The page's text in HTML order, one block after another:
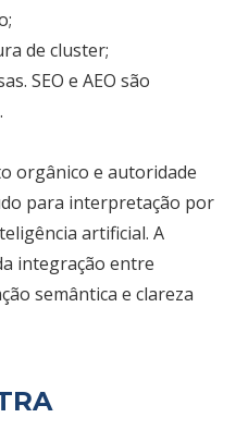
de cluster;
SEO e AEO são
orgânico e autoridade
para interpretação por
artificial. A
integração entre
semântica e clareza